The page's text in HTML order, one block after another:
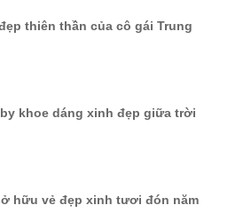
đẹp thiên thần của cô gái Trung
khoe dáng xinh đẹp giữa trời
hữu vẻ đẹp xinh tươi đón năm